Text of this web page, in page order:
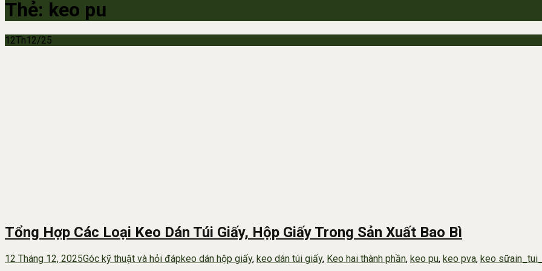
Thẻ: keo pu
12Th12/25
Tổng Hợp Các Loại Keo Dán Túi Giấy, Hộp Giấy Trong Sản Xuất Bao Bì
12 Tháng 12, 2025Góc kỹ thuật và hỏi đápkeo dán hộp giấy, keo dán túi giấy, Keo hai thành phần, keo pu, keo pva, keo sữa